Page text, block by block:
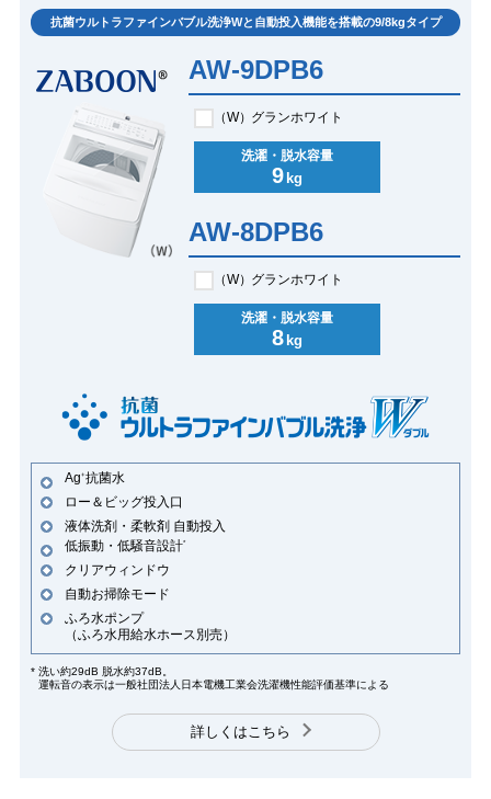
抗菌ウルトラファインバブル洗浄Wと自動投入機能を搭載の9/8kgタイプ
AW-9DPB6
（W）グランホワイト
洗濯・脱水容量
9 kg
AW-8DPB6
（W）グランホワイト
洗濯・脱水容量
8 kg
Ag+抗菌水
ロー＆ビッグ投入口
液体洗剤・柔軟剤 自動投入
低振動・低騒音設計*
クリアウィンドウ
自動お掃除モード
ふろ水ポンプ
（ふろ水用給水ホース別売）
* 洗い約29dB 脱水約37dB。
運転音の表示は一般社団法人日本電機工業会洗濯機性能評価基準による
詳しくはこちら